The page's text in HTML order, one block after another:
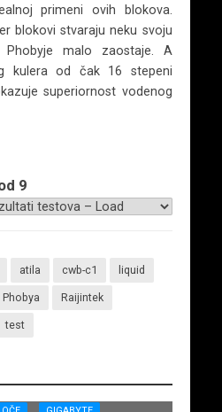
primeni ovih blokova.
blokovi stvaraju neku svoju
malo zaostaje. A
kulera od čak 16 stepeni
superiornost vodenog
9
atila cwb-c1 liquid
Phobya Raijintek
test